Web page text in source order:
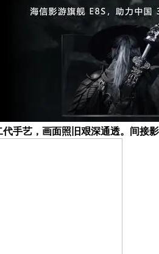
手艺，画面照旧艰深通透。间接